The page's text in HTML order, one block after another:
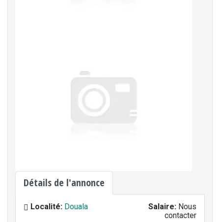
Détails de l'annonce
Localité: Douala Salaire: Nous
contacter